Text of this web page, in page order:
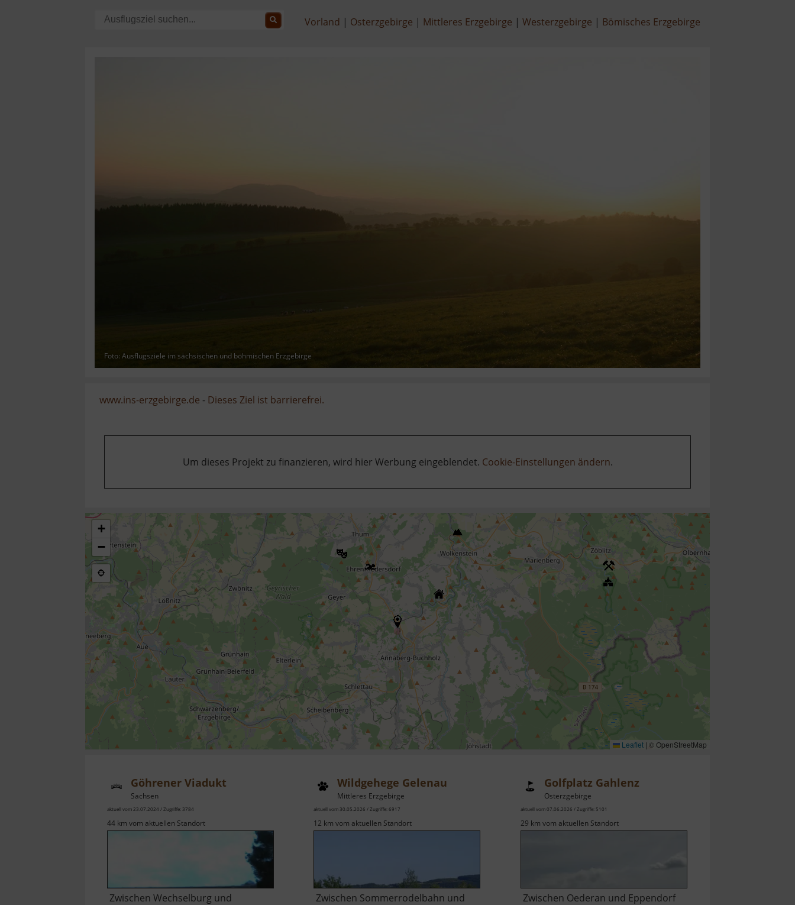
Vorland Osterzgebirge Mittleres Erzgebirge Westerzgebirge Bömisches Erzgebirge
Foto: Ausflugsziele im sächsischen und böhmischen Erzgebirge
www.ins-erzgebirge.de - Dieses Ziel ist barrierefrei.
Um dieses Projekt zu finanzieren, wird hier Werbung eingeblendet. Cookie-Einstellungen ändern.
+
−
Leaflet | © OpenStreetMap
Göhrener Viadukt
Sachsen
aktuell vom 23.07.2024 / Zugriffe: 3784
44 km vom aktuellen Standort
Zwischen Wechselburg und
Wildgehege Gelenau
Mittleres Erzgebirge
aktuell vom 30.05.2026 / Zugriffe: 6917
12 km vom aktuellen Standort
Zwischen Sommerrodelbahn und
Golfplatz Gahlenz
Osterzgebirge
aktuell vom 07.06.2026 / Zugriffe: 5101
29 km vom aktuellen Standort
Zwischen Oederan und Eppendorf